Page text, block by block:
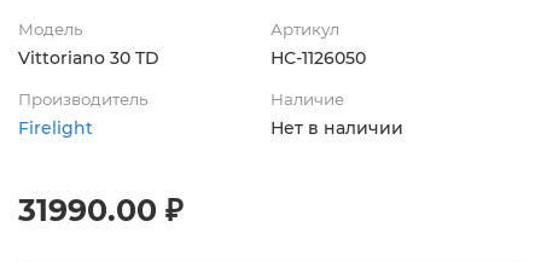
Модель
Vittoriano 30 TD
Артикул
НС-1126050
Производитель
Firelight
Наличие
Нет в наличии
31990.00 ₽